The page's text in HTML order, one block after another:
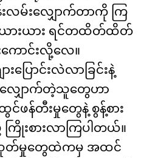
မ်းလျှောက်တာကို ကြ
ားယား ရင်တထိတ်ထိတ်
ောင်းလို့လေ။
ြောင်းလဲလာခြင်းနဲ့
လျှောက်တဲ့သူတွေဟာ
န်တီးမှုတွေနဲ့ စွန့်စား
ကြိုးစားလာကြပါတယ်။
းထုတ်မှုတွေထဲကမှ အထင်